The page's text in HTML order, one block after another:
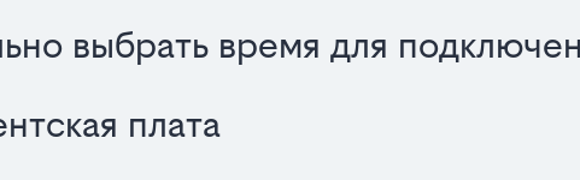
выбрать время для
плата